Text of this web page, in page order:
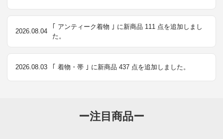
2026.08.04
｢ アンティーク着物 ｣ に新商品 111 点を追加しまし
た。
2026.08.03 ｢ 着物・帯 ｣ に新商品 437 点を追加しました。
ー注目商品ー